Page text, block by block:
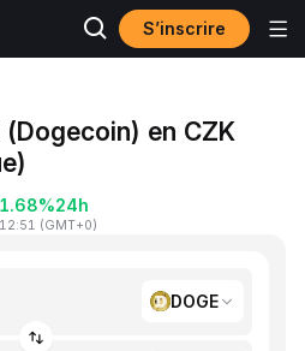
S’inscrire
en CZK
24h
(GMT+0)
DOGE